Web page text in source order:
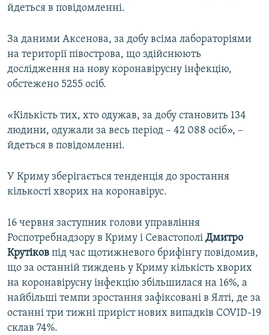
йдеться в повідомленні.
За даними Аксенова, за добу всіма лабораторіями
на території півострова, що здійснюють
дослідження на нову коронавірусну інфекцію,
обстежено 5255 осіб.
«Кількість тих, хто одужав, за добу становить 134
людини, одужали за весь період – 42 088 осіб», –
йдеться в повідомленні.
У Криму зберігається тенденція до зростання
кількості хворих на коронавірус.
16 червня заступник голови управління
Роспотребнадзору в Криму і Севастополі Дмитро
Крутіков під час щотижневого брифінгу повідомив,
що за останній тиждень у Криму кількість хворих
на коронавірусну інфекцію збільшилася на 16%, а
найбільші темпи зростання зафіксовані в Ялті, де за
останні три тижні приріст нових випадків COVID-19
склав 74%.